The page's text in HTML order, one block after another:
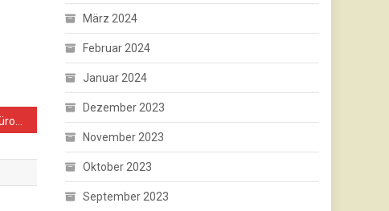
März 2024
Februar 2024
Januar 2024
Dezember 2023
November 2023
Oktober 2023
September 2023